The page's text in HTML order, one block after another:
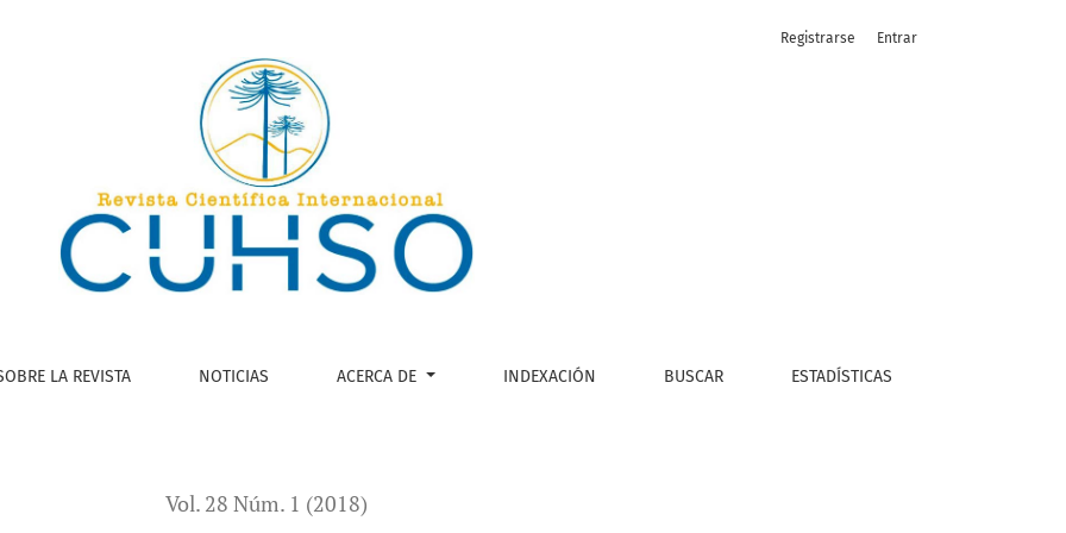
con el Dr. Alberto J. Olvera.
LA REVISTA NOTICIAS ACERCA DE INDEXACIÓN BUSCAR ESTADÍSTICAS
Registrarse Entrar
Vol. 28 Núm. 1 (2018)